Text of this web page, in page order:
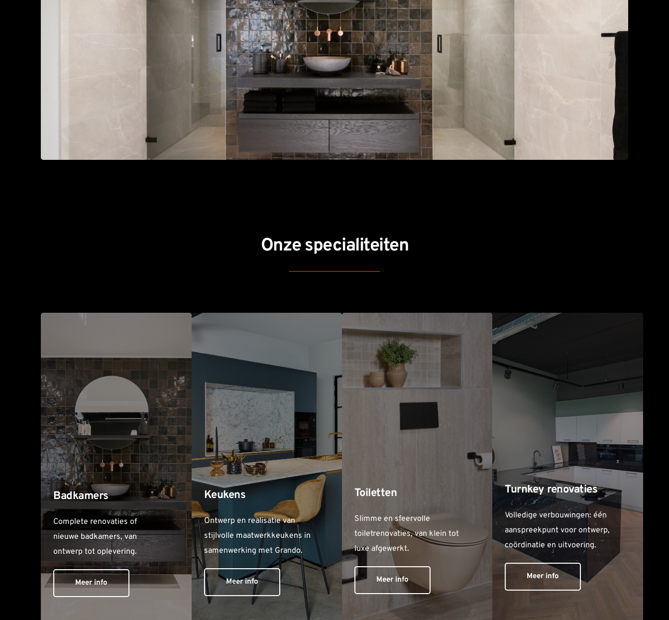
Onze specialiteiten
Badkamers
Complete renovaties of
nieuwe badkamers, van
ontwerp tot oplevering.
Meer info
Keukens
Ontwerp en realisatie van
stijlvolle maatwerkkeukens in
samenwerking met Grando.
Meer info
Toiletten
Slimme en sfeervolle
toiletrenovaties, van klein tot
luxe afgewerkt.
Meer info
Turnkey renovaties
Volledige verbouwingen: één
aanspreekpunt voor ontwerp,
coördinatie en uitvoering.
Meer info